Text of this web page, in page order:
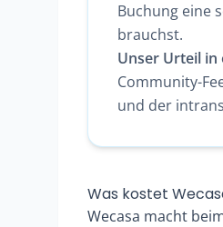
Buchung eine
brauchst.
Unser Urteil in
Community-
und der
Was kostet
Wecasa macht